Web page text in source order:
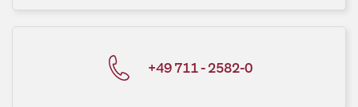
+49 711 - 2582-0